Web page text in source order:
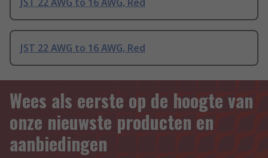
JST 22 AWG to 16 AWG, Red
JST 22 AWG to 16 AWG, Red
Wees als eerste op de hoogte van
onze nieuwste producten en
aanbiedingen